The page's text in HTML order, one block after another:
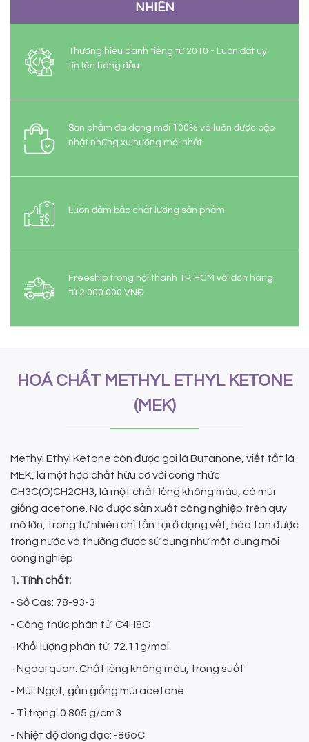
NHIÊN
Thương hiệu danh tiếng từ 2010 - Luôn đặt uy
tín lên hàng đầu
Sản phẩm đa dạng mới 100% và luôn được cập
nhật những xu hướng mới nhất
Luôn đảm bảo chất lượng sản phẩm
Freeship trong nội thành TP. HCM với đơn hàng
từ 2.000.000 VNĐ
HOÁ CHẤT METHYL ETHYL KETONE
(MEK)
Methyl Ethyl Ketone còn được gọi là Butanone, viết tắt là
MEK, là một hợp chất hữu cơ với công thức
CH3C(O)CH2CH3, là một chất lỏng không màu, có mùi
giống acetone. Nó được sản xuất công nghiệp trên quy
mô lớn, trong tự nhiên chỉ tồn tại ở dạng vết, hòa tan được
trong nước và thường được sử dụng như một dung môi
công nghiệp
1. Tính chất:
- Số Cas: 78-93-3
- Công thức phân tử: C4H8O
- Khối lượng phân tử: 72.11g/mol
- Ngoại quan: Chất lỏng không màu, trong suốt
- Mùi: Ngọt, gần giống mùi acetone
- Tỉ trọng: 0.805 g/cm3
- Nhiệt độ đông đặc: -86oC